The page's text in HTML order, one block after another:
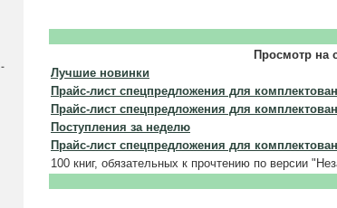
Просмотр на
Лучшие новинки
Прайс-лист спецпредложения для
Прайс-лист спецпредложения для
Поступления за неделю
Прайс-лист спецпредложения для
100 книг, обязательных к прочтению по версии